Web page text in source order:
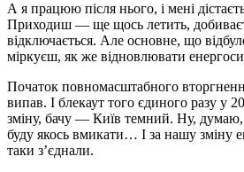
А я працюю після нього, і мені
Приходиш — ще щось летить,
відключається. Але основне, що
міркуєш, як же відновлювати
Початок повномасштабного
випав. І блекаут того єдиного разу у
зміну, бачу — Київ темний. Ну, думаю,
буду якось вмикати… І за нашу зміну
таки з’єднали.